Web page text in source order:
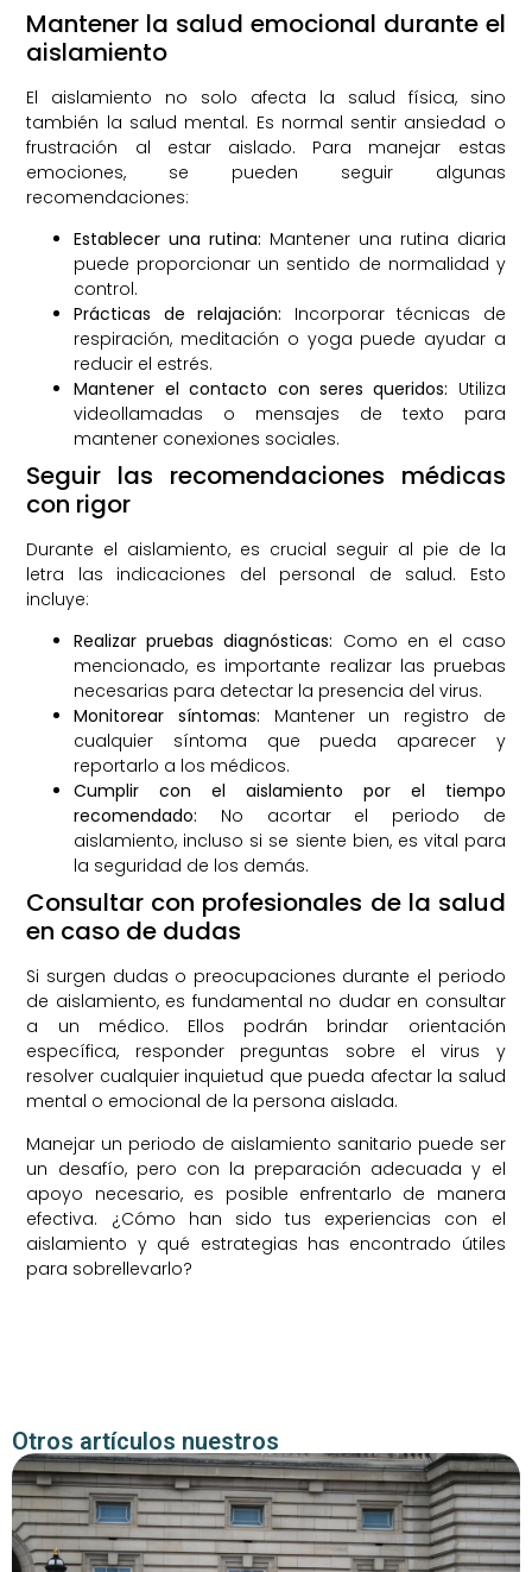
Mantener la salud emocional durante el
aislamiento
El aislamiento no solo afecta la salud física, sino
también la salud mental. Es normal sentir ansiedad o
frustración al estar aislado. Para manejar estas
emociones, se pueden seguir algunas
recomendaciones:
Establecer una rutina: Mantener una rutina diaria
puede proporcionar un sentido de normalidad y
control.
Prácticas de relajación: Incorporar técnicas de
respiración, meditación o yoga puede ayudar a
reducir el estrés.
Mantener el contacto con seres queridos: Utiliza
videollamadas o mensajes de texto para
mantener conexiones sociales.
Seguir las recomendaciones médicas
con rigor
Durante el aislamiento, es crucial seguir al pie de la
letra las indicaciones del personal de salud. Esto
incluye:
Realizar pruebas diagnósticas: Como en el caso
mencionado, es importante realizar las pruebas
necesarias para detectar la presencia del virus.
Monitorear síntomas: Mantener un registro de
cualquier síntoma que pueda aparecer y
reportarlo a los médicos.
Cumplir con el aislamiento por el tiempo
recomendado: No acortar el periodo de
aislamiento, incluso si se siente bien, es vital para
la seguridad de los demás.
Consultar con profesionales de la salud
en caso de dudas
Si surgen dudas o preocupaciones durante el periodo
de aislamiento, es fundamental no dudar en consultar
a un médico. Ellos podrán brindar orientación
específica, responder preguntas sobre el virus y
resolver cualquier inquietud que pueda afectar la salud
mental o emocional de la persona aislada.
Manejar un periodo de aislamiento sanitario puede ser
un desafío, pero con la preparación adecuada y el
apoyo necesario, es posible enfrentarlo de manera
efectiva. ¿Cómo han sido tus experiencias con el
aislamiento y qué estrategias has encontrado útiles
para sobrellevarlo?
Otros artículos nuestros